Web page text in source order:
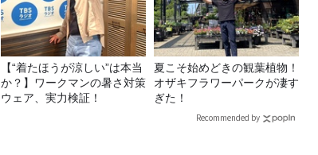
【“着たほうが涼しい”は本当
か？】ワークマンの暑さ対策
ウェア、実力検証！
夏こそ始めどきの観葉植物！
オザキフラワーパークが凄す
ぎた！
Recommended by